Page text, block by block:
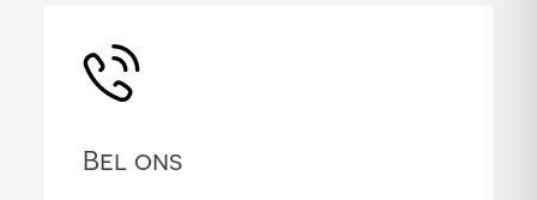
Bel ons